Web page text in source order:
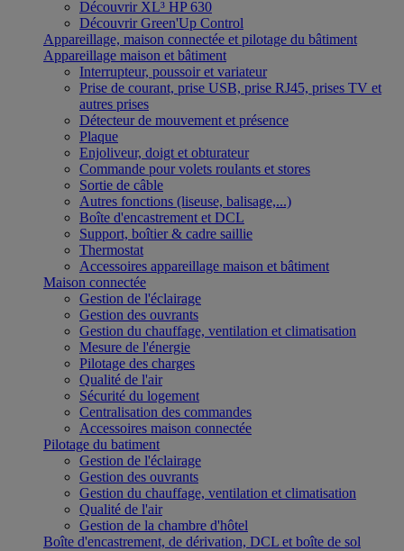
Découvrir XL³ HP 630
Découvrir Green'Up Control
Appareillage, maison connectée et pilotage du bâtiment
Appareillage maison et bâtiment
Interrupteur, poussoir et variateur
Prise de courant, prise USB, prise RJ45, prises TV et
autres prises
Détecteur de mouvement et présence
Plaque
Enjoliveur, doigt et obturateur
Commande pour volets roulants et stores
Sortie de câble
Autres fonctions (liseuse, balisage,...)
Boîte d'encastrement et DCL
Support, boîtier & cadre saillie
Thermostat
Accessoires appareillage maison et bâtiment
Maison connectée
Gestion de l'éclairage
Gestion des ouvrants
Gestion du chauffage, ventilation et climatisation
Mesure de l'énergie
Pilotage des charges
Qualité de l'air
Sécurité du logement
Centralisation des commandes
Accessoires maison connectée
Pilotage du batiment
Gestion de l'éclairage
Gestion des ouvrants
Gestion du chauffage, ventilation et climatisation
Qualité de l'air
Gestion de la chambre d'hôtel
Boîte d'encastrement, de dérivation, DCL et boîte de sol